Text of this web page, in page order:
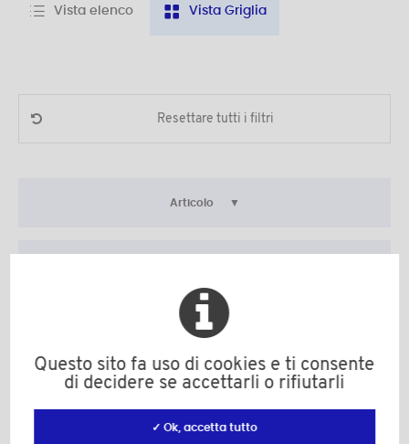
Vista elenco Vista Griglia
Resettare tutti i filtri
Articolo
d
L
Questo sito fa uso di cookies e ti consente
di decidere se accettarli o rifiutarli
✓ Ok, accetta tutto